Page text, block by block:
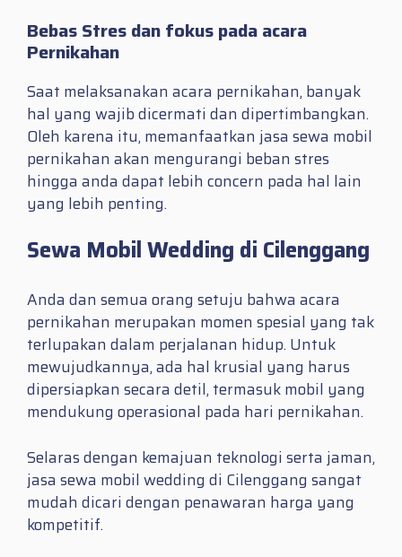
Bebas Stres dan fokus pada acara
Pernikahan
Saat melaksanakan acara pernikahan, banyak
hal yang wajib dicermati dan dipertimbangkan.
Oleh karena itu, memanfaatkan jasa sewa mobil
pernikahan akan mengurangi beban stres
hingga anda dapat lebih concern pada hal lain
yang lebih penting.
Sewa Mobil Wedding di Cilenggang
Anda dan semua orang setuju bahwa acara
pernikahan merupakan momen spesial yang tak
terlupakan dalam perjalanan hidup. Untuk
mewujudkannya, ada hal krusial yang harus
dipersiapkan secara detil, termasuk mobil yang
mendukung operasional pada hari pernikahan.
Selaras dengan kemajuan teknologi serta jaman,
jasa sewa mobil wedding di Cilenggang sangat
mudah dicari dengan penawaran harga yang
kompetitif.